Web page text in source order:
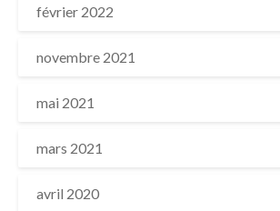
février 2022
novembre 2021
mai 2021
mars 2021
avril 2020